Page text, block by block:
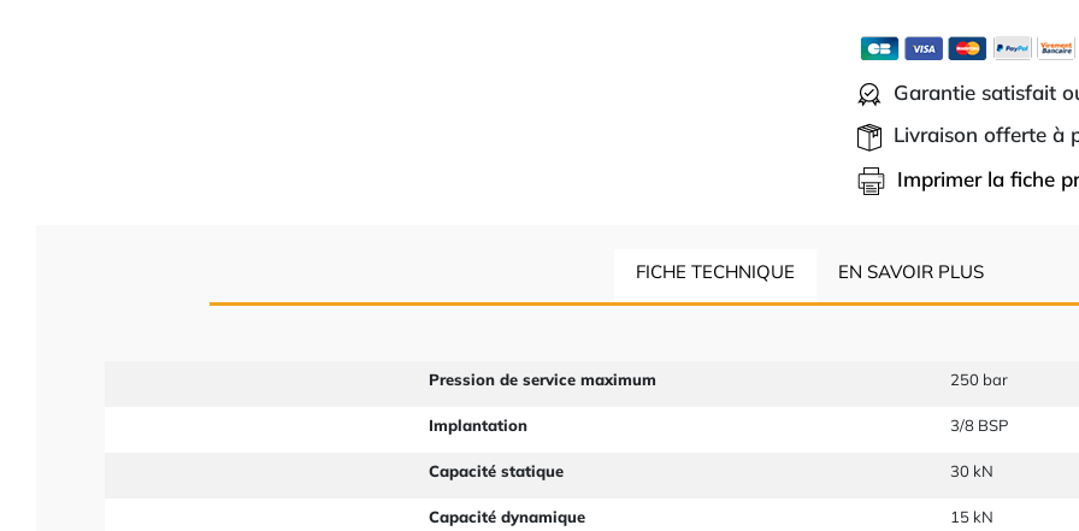
Garantie satisfait
Livraison offerte à
Imprimer la fiche
FICHE TECHNIQUE EN SAVOIR PLUS
Pression de service maximum 250 bar
Implantation 3/8 BSP
Capacité statique 30 kN
Capacité dynamique 15 kN